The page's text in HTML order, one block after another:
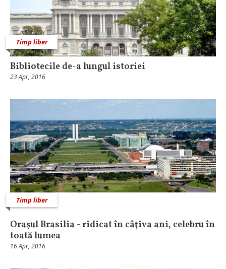
Timp liber
Bibliotecile de-a lungul istoriei
23 Apr, 2016
Timp liber
Oraşul Brasilia - ridicat în câţiva ani, celebru în
toată lumea
16 Apr, 2016